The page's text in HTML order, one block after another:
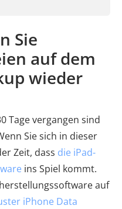
Sie
auf dem
wieder
Tage vergangen sind
Sie sich in dieser
Zeit, dass die iPad-
ins Spiel kommt.
auf
iPhone Data